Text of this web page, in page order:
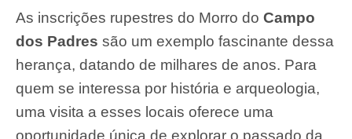
As inscrições rupestres do Morro do Campo
dos Padres são um exemplo fascinante dessa
herança, datando de milhares de anos. Para
quem se interessa por história e arqueologia,
uma visita a esses locais oferece uma
oportunidade única de explorar o passado da